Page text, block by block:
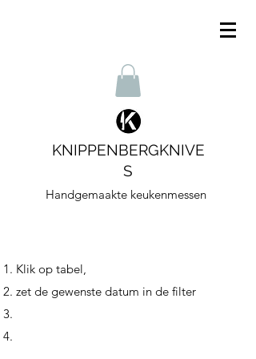
KNIPPENBERGKNIVE
S
Handgemaakte keukenmessen
Klik op tabel,
zet de gewenste datum in de filter